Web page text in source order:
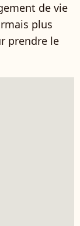
de vie
plus
prendre le